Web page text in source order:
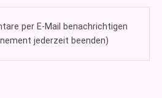
per E-Mail benachrichtigen
jederzeit beenden)